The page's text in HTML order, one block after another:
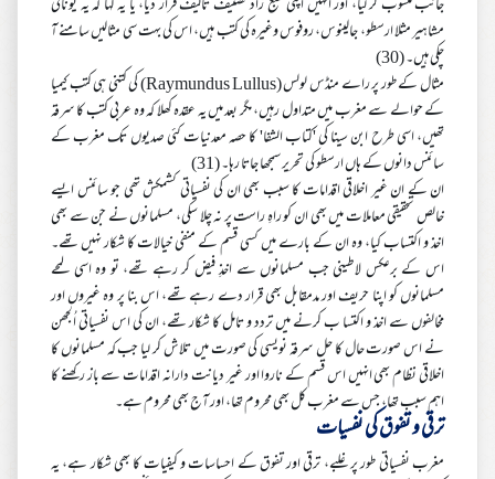
مشاہیر مثلا ارسطو، جالینوس، روفوس وغیرہ کی کتب ہیں، اس کی بہت سی مثالیں سامنے آ
چکی ہیں۔ (30)
مثال کے طور پر راے منڈس لولس (Raymundus Lullus) کی کتنی ہی کتب کیمیا
کے حوالے سے مغرب میں متداول رہیں، مگر بعد میں یہ عقدہ کھلا کہ وہ عربی کتب کا سرقہ
تھیں، اسی طرح ابن سینا کی 'کتاب الشفا' کا حصہ معدنیات کئی صدیوں تک مغرب کے
سائنس دانوں کے ہاں ارسطو کی تحریر سمجھا جاتا رہا۔ (31)
ان کے ان غیر اخلاقی اقدامات کا سبب بھی ان کی نفسیاتی کشمکش تھی جو سائنس ایسے
خالص تحقیقی معاملات میں بھی ان کو راہِ راست پر نہ چلا سکی، مسلمانوں نے جن سے بھی
اخذ و اکتساب کیا، وہ ان کے بارے میں کسی قسم کے منفی خیالات کا شکار نہیں تھے۔
اس کے برعکس لاطینی جب مسلمانوں سے اخذِ فیض کر رہے تھے، تو وہ اسی لمحے
مسلمانوں کو اپنا حریف اور مدمقابل بھی قرار دے رہے تھے، اس بنا پر وہ غیروں اور
مخالفوں سے اخذ و اکتسا ب کرنے میں تردد و تامل کا شکار تھے، ان کی اس نفسیاتی اُلجھن
نے اس صورت حال کا حل سرقہ نویسی کی صورت میں تلاش کر لیا جب کہ مسلمانوں کا
اخلاقی نظام بھی انہیں اس قسم کے ناروا اور غیر دیانت دارانہ اقدامات سے باز رکھنے کا
اہم سبب تھا، جس سے مغرب کل بھی محروم تھا، اور آج بھی محروم ہے۔
ترقی و تفوق کی نفسیات
مغرب نفسیاتی طور پر غلبے، ترقی اور تفوق کے احساسات و کیفیات کا بھی شکار ہے، یہ